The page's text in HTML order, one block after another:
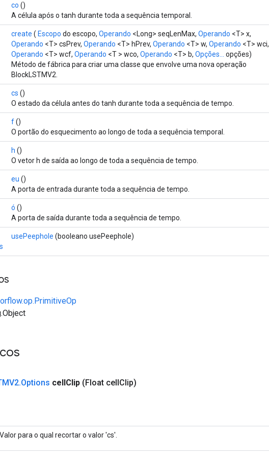
co ()
A célula após o tanh durante toda a sequência temporal.
create ( Escopo do escopo, Operando <Long> seqLenMax, Operando <T> x,
Operando <T> csPrev, Operando <T> hPrev, Operando <T> w, Operando <T> wci,
Operando <T> wcf, Operando <T > wco, Operando <T> b, Opções...
opções)
Método de fábrica para criar uma classe que envolve uma nova operação
BlockLSTMV2.
cs ()
O estado da célula antes do tanh durante toda a sequência de tempo.
f()
O portão do esquecimento ao longo de toda a sequência temporal.
h ()
O vetor h de saída ao longo de toda a sequência de tempo.
eu ()
A porta de entrada durante toda a sequência de tempo.
ó ()
A porta de saída durante toda a sequência de tempo.
usePeephole (booleano usePeephole)
.Options cellClip (Float cellClip)
Valor para o qual recortar o valor 'cs'.